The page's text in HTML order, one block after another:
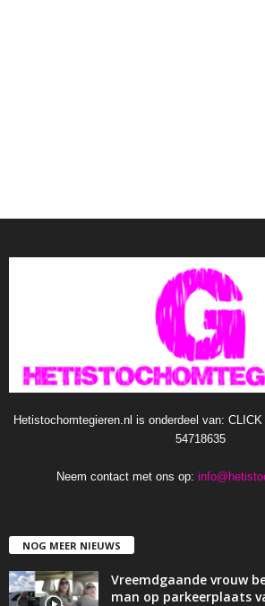
Hetistochomtegieren.nl is onderdeel van:
54718635
Neem contact met ons op:
NOG MEER NIEUWS
Vreemdgaande vrouw
man op parkeerplaats